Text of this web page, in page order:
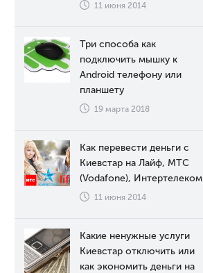
11 июня 2014
Три способа как
подключить мышку к
Android телефону или
планшету
19 марта 2018
Как перевести деньги с
Киевстар на Лайф, МТС
(Vodafone), Интертелеком
11 июня 2014
Какие ненужные услуги
Киевстар отключить или
как экономить деньги на